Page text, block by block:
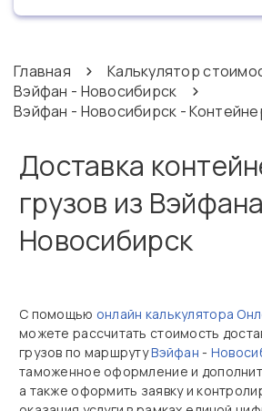
Главная
Калькулятор
Вэйфан - Новосибирск
Вэйфан - Новосибирск -
Доставка
грузов из
Новосибирск
С помощью онлайн калькулятора
можете рассчитать стоимость
грузов по маршрутуВэйфан -
таможенное оформление и
а также оформить заявку и